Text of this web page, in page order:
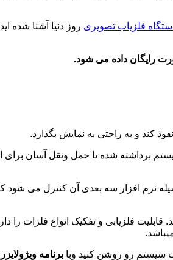
فلزیاب تصویری روز دنیا آشنا شده
رایگان داده می شود.
برداشته شده تا حمل ونقل آسان برای
نرم افزار سه بعدی آن کنترل می شود
فلزیابی و تفکیک انواع فلزات را
رو روشن کنید وبا برنامه ویژولایزر